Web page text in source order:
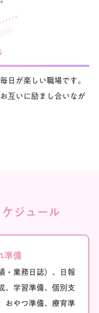
日が楽しい職場です。
互いに励まし合いなが
ジュール
準備
・業務日誌）、日報
、学習準備、個別支
おやつ準備、療育準